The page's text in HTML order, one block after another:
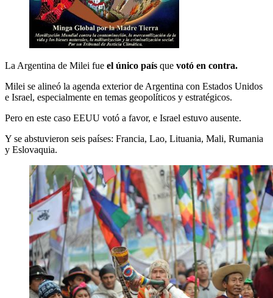
La Argentina de Milei fue el único país que votó en contra.
Milei se alineó la agenda exterior de Argentina con Estados Unidos
e Israel, especialmente en temas geopolíticos y estratégicos.
Pero en este caso EEUU votó a favor, e Israel estuvo ausente.
Y se abstuvieron seis países: Francia, Lao, Lituania, Mali, Rumania
y Eslovaquia.